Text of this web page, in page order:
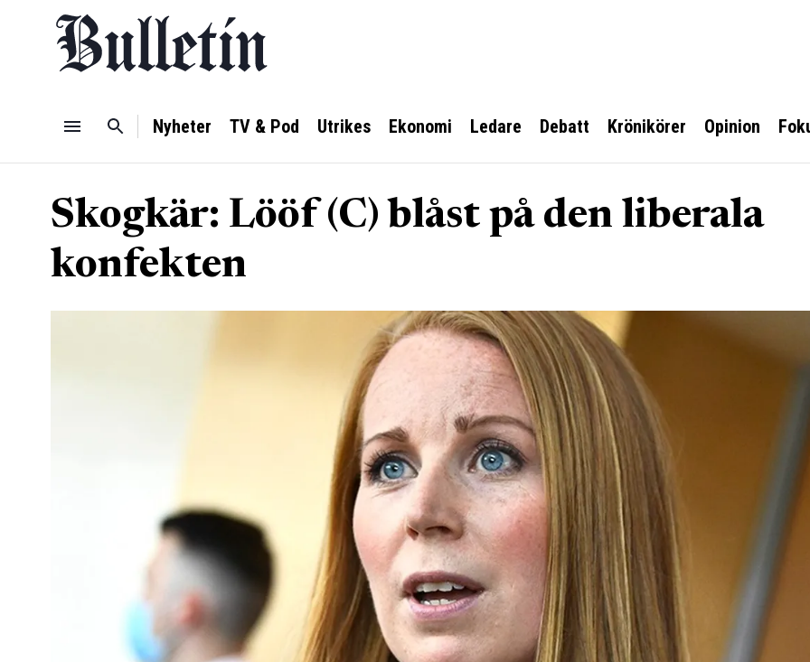
Nyheter TV & Pod Utrikes Ekonomi Ledare Debatt Krönikörer Opinion
Skogkär: Lööf (C) blåst på den liberala
konfekten